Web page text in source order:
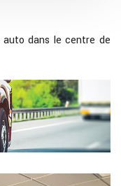
dans le centre de